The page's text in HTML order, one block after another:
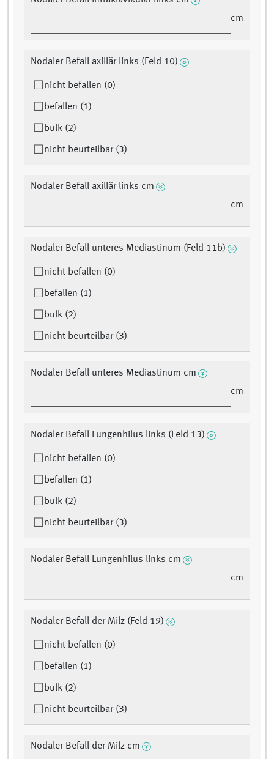
cm
Nodaler Befall axillär links (Feld 10)
nicht befallen (0)
befallen (1)
bulk (2)
nicht beurteilbar (3)
Nodaler Befall axillär links cm
cm
Nodaler Befall unteres Mediastinum (Feld 11b)
nicht befallen (0)
befallen (1)
bulk (2)
nicht beurteilbar (3)
Nodaler Befall unteres Mediastinum cm
cm
Nodaler Befall Lungenhilus links (Feld 13)
nicht befallen (0)
befallen (1)
bulk (2)
nicht beurteilbar (3)
Nodaler Befall Lungenhilus links cm
cm
Nodaler Befall der Milz (Feld 19)
nicht befallen (0)
befallen (1)
bulk (2)
nicht beurteilbar (3)
Nodaler Befall der Milz cm